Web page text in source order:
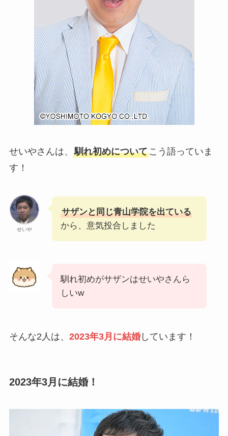
せいやさんは、 馴れ初めについてこう語っていま
す！
せいや
サザンと同じ青山学院を出ている
から、意気投合しました
馴れ初めがサザンはせいやさんら
しいw
そんな2人は、 2023年3月に結婚しています！
2023年3月に結婚！